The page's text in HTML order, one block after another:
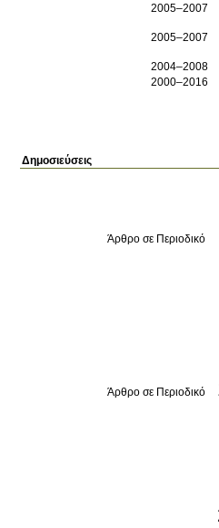
2005–2007
2005–2007
2004–2008
2000–2016
Δημοσιεύσεις
Άρθρο σε Περιοδικό
Άρθρο σε Περιοδικό